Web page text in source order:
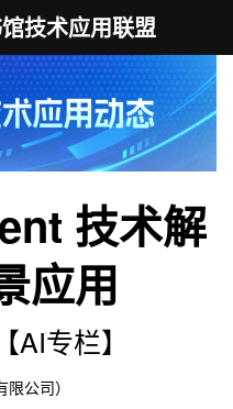
技术解
应用
AI专栏】
公司）
技术应用联盟